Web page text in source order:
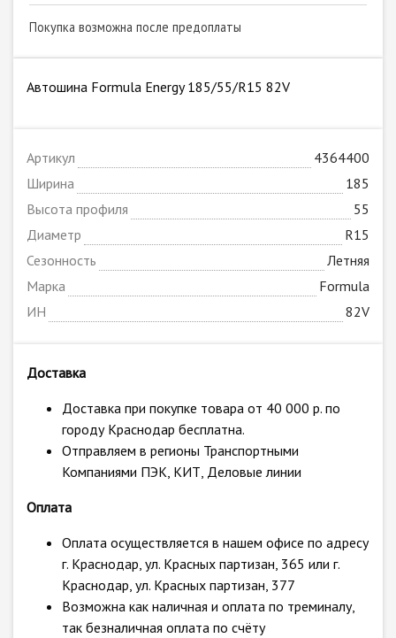
Покупка возможна после предоплаты
Автошина Formula Energy 185/55/R15 82V
Артикул
4364400
Ширина
185
Высота профиля
55
Диаметр
R15
Сезонность
Летняя
Марка
Formula
ИН
82V
Доставка
Доставка при покупке товара от 40 000 р. по
городу Краснодар бесплатна.
Отправляем в регионы Транспортными
Компаниями ПЭК, КИТ, Деловые линии
Оплата
Оплата осуществляется в нашем офисе по адресу
г. Краснодар, ул. Красных партизан, 365 или г.
Краснодар, ул. Красных партизан, 377
Возможна как наличная и оплата по треминалу,
так безналичная оплата по счёту